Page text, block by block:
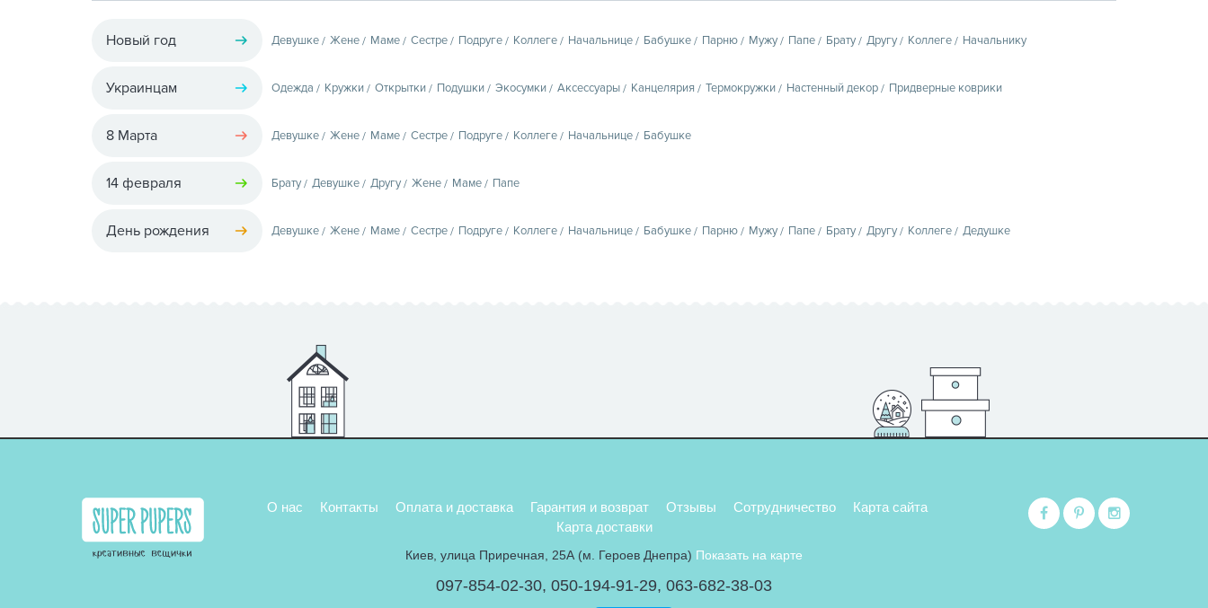
Новый год Девушке Жене Маме Сестре Подруге Коллеге Начальнице Бабушке Парню Мужу Папе Брату Другу Коллеге Начальнику
Украинцам Одежда Кружки Открытки Подушки Экосумки Аксессуары Канцелярия Термокружки Настенный декор Придверные коврики
8 Марта Девушке Жене Маме Сестре Подруге Коллеге Начальнице Бабушке
14 февраля Брату Девушке Другу Жене Маме Папе
День рождения Девушке Жене Маме Сестре Подруге Коллеге Начальнице Бабушке Парню Мужу Папе Брату Другу Коллеге Дедушке
О нас Контакты Оплата и доставка Гарантия и возврат Отзывы Сотрудничество
Карта сайта
Карта доставки
Киев, улица Приречная, 25А (м. Героев Днепра) Показать на карте
097-854-02-30, 050-194-91-29, 063-682-38-03